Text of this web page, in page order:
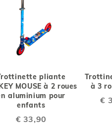
pliante
MOUSE à 2 roues
aluminium pour
enfants
€ 33,90
à 3
€